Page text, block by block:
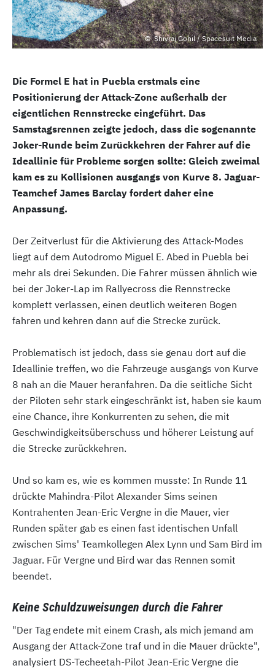
Shivraj Gohil / Spacesuit Media
Die Formel E hat in Puebla erstmals eine
Positionierung der Attack-Zone außerhalb der
eigentlichen Rennstrecke eingeführt. Das
Samstagsrennen zeigte jedoch, dass die sogenannte
Joker-Runde beim Zurückkehren der Fahrer auf die
Ideallinie für Probleme sorgen sollte: Gleich zweimal
kam es zu Kollisionen ausgangs von Kurve 8. Jaguar-
Teamchef James Barclay fordert daher eine
Anpassung.
Der Zeitverlust für die Aktivierung des Attack-Modes
liegt auf dem Autodromo Miguel E. Abed in Puebla bei
mehr als drei Sekunden. Die Fahrer müssen ähnlich wie
bei der Joker-Lap im Rallyecross die Rennstrecke
komplett verlassen, einen deutlich weiteren Bogen
fahren und kehren dann auf die Strecke zurück.
Problematisch ist jedoch, dass sie genau dort auf die
Ideallinie treffen, wo die Fahrzeuge ausgangs von Kurve
8 nah an die Mauer heranfahren. Da die seitliche Sicht
der Piloten sehr stark eingeschränkt ist, haben sie kaum
eine Chance, ihre Konkurrenten zu sehen, die mit
Geschwindigkeitsüberschuss und höherer Leistung auf
die Strecke zurückkehren.
Und so kam es, wie es kommen musste: In Runde 11
drückte Mahindra-Pilot Alexander Sims seinen
Kontrahenten Jean-Eric Vergne in die Mauer, vier
Runden später gab es einen fast identischen Unfall
zwischen Sims' Teamkollegen Alex Lynn und Sam Bird im
Jaguar. Für Vergne und Bird war das Rennen somit
beendet.
Keine Schuldzuweisungen durch die Fahrer
"Der Tag endete mit einem Crash, als mich jemand am
Ausgang der Attack-Zone traf und in die Mauer drückte",
analysiert DS-Techeetah-Pilot Jean-Eric Vergne die